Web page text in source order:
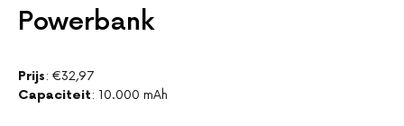
Powerbank
Prijs: €32,97
Capaciteit: 10.000 mAh